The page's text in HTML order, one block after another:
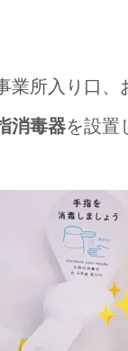
業所入り口
消毒器を設置